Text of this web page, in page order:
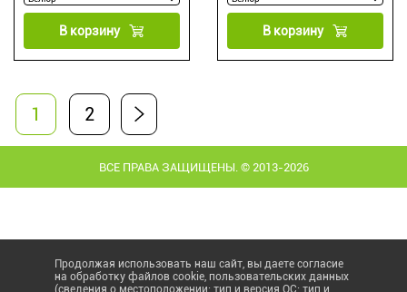
В корзину В корзину
1 2
ВСЕ ПРАВА ЗАЩИЩЕНЫ. © 2013-2026
Продолжая использовать наш сайт, вы даете согласие
на обработку файлов cookie, пользовательских данных
(сведения о местоположении; тип и версия ОС; тип и